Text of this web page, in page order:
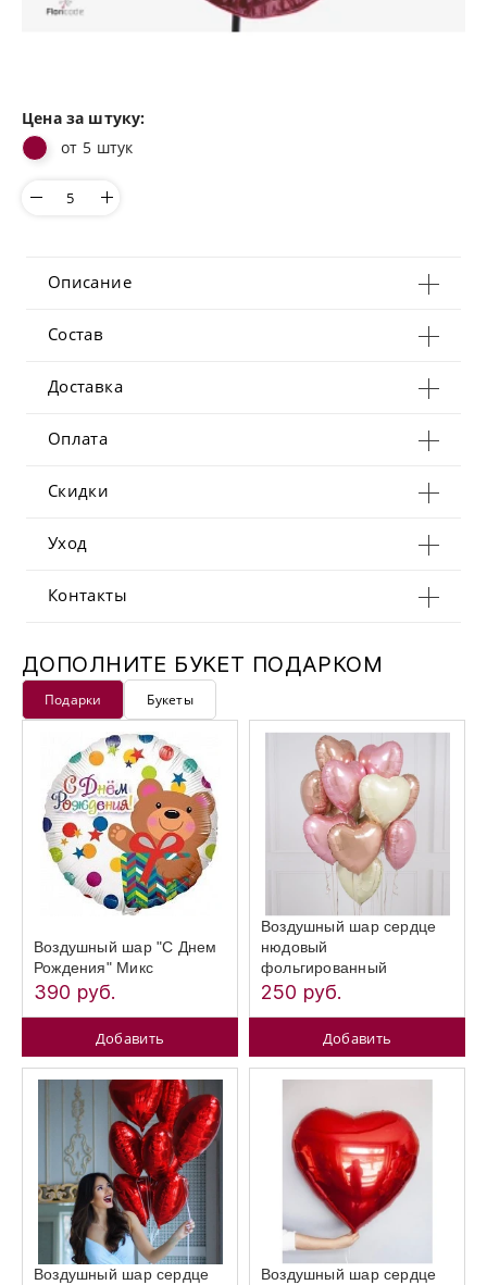
Цена за штуку:
от 5 штук
Описание
Состав
Доставка
Оплата
Скидки
Уход
Контакты
ДОПОЛНИТЕ БУКЕТ ПОДАРКОМ
Подарки Букеты
Воздушный шар "С Днем
Рождения" Микс
390 руб.
Добавить
Воздушный шар сердце
нюдовый
фольгированный
250 руб.
Добавить
Воздушный шар сердце Воздушный шар сердце